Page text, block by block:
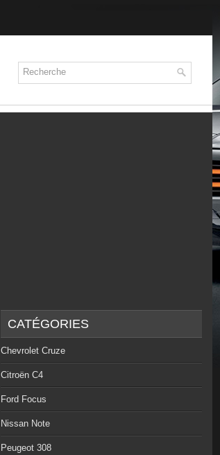
CATÉGORIES
Chevrolet Cruze
Citroën C4
Ford Focus
Nissan Note
Peugeot 308